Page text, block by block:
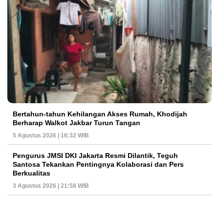
Bertahun-tahun Kehilangan Akses Rumah, Khodijah
Berharap Walkot Jakbar Turun Tangan
5 Agustus 2026 | 16:32 WIB
Pengurus JMSI DKI Jakarta Resmi Dilantik, Teguh
Santosa Tekankan Pentingnya Kolaborasi dan Pers
Berkualitas
3 Agustus 2026 | 21:58 WIB